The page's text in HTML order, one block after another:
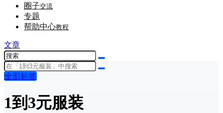
圈子交流
专题
帮助中心教程
文章
全部标签
1到3元服装